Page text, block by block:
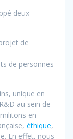
deux
de
de personnes
unique en
au sein de
en
éthique,
En effet, nous